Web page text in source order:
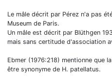
Le mâle décrit par Pérez n'a pas
Museum de Paris.
Un mâle est décrit par Blüthgen
mais sans certitude d'association
Ebmer (1976:218) mentionne que
être synonyme de H. patellatus.